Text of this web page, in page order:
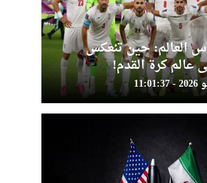
العالم: حين تنعكس
عالم كرة القدم!